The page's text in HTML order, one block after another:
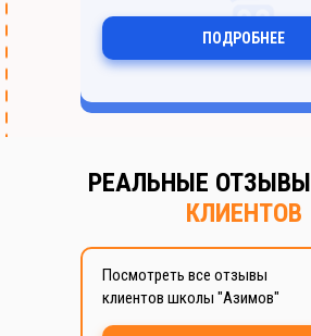
м. Беговая
ПОДРОБНЕЕ
РЕАЛЬНЫЕ ОТЗЫВЫ
КЛИЕНТОВ
Посмотреть все отзывы
клиентов школы "Азимов"